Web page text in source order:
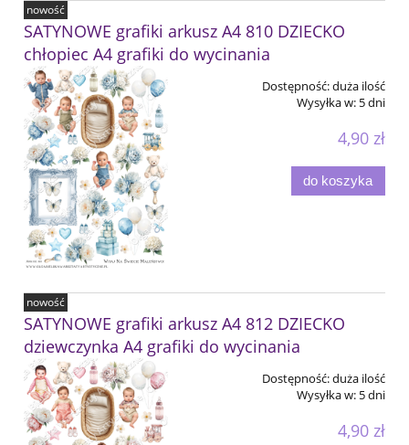
SATYNOWE grafiki arkusz A4 810 DZIECKO
chłopiec A4 grafiki do wycinania
Dostępność:duża ilość
Wysyłka w: 5 dni
4,90 zł
do koszyka
nowość
SATYNOWE grafiki arkusz A4 812 DZIECKO
dziewczynka A4 grafiki do wycinania
Dostępność:duża ilość
Wysyłka w: 5 dni
4,90 zł
nowość